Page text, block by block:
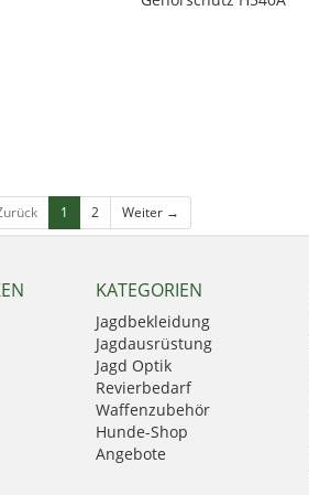
1 2 Weiter →
KATEGORIEN
Jagdbekleidung
Jagdausrüstung
Jagd Optik
Revierbedarf
Waffenzubehör
Hunde-Shop
Angebote